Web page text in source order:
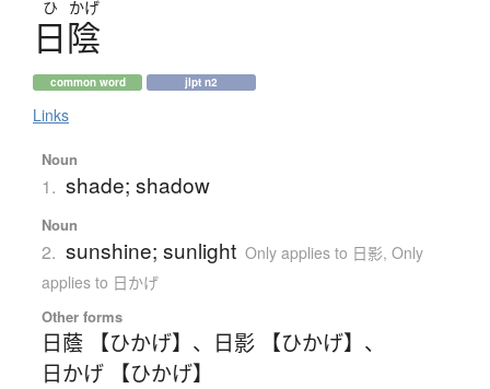
ひ かげ
日陰
common word jlpt n2
Links
Noun
1. shade; shadow
Noun
2. sunshine; sunlight Only applies to 日影, Only
applies to 日かげ
Other forms
日蔭 【ひかげ】 、 日影 【ひかげ】 、
日かげ 【ひかげ】